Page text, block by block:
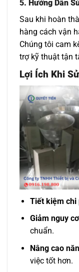
5. Hướng Dẫn
Sau khi hoàn
hàng cách vận
Chúng tôi cam
trợ kỹ thuật tận
Lợi Ích Khi
Tiết kiệm chi
Giảm nguy
chuẩn.
Nâng cao
việc tốt hơn.